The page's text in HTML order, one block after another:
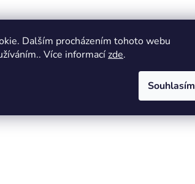
Dalším procházením tohoto webu
Více informacízde.
Souhlasím